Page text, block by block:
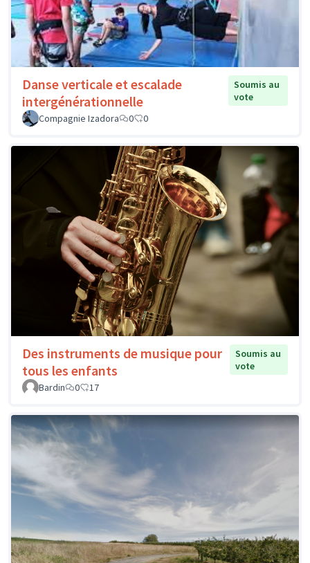
Danse verticale et escalade
intergénérationnelle
Soumis au
vote
Compagnie Izadora
0 0
Des instruments de musique pour
tous les enfants
Soumis au
vote
Bardin
0 17